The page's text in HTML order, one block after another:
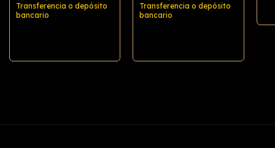
Transferencia o depósito
bancario
Transferencia o depósito
bancario